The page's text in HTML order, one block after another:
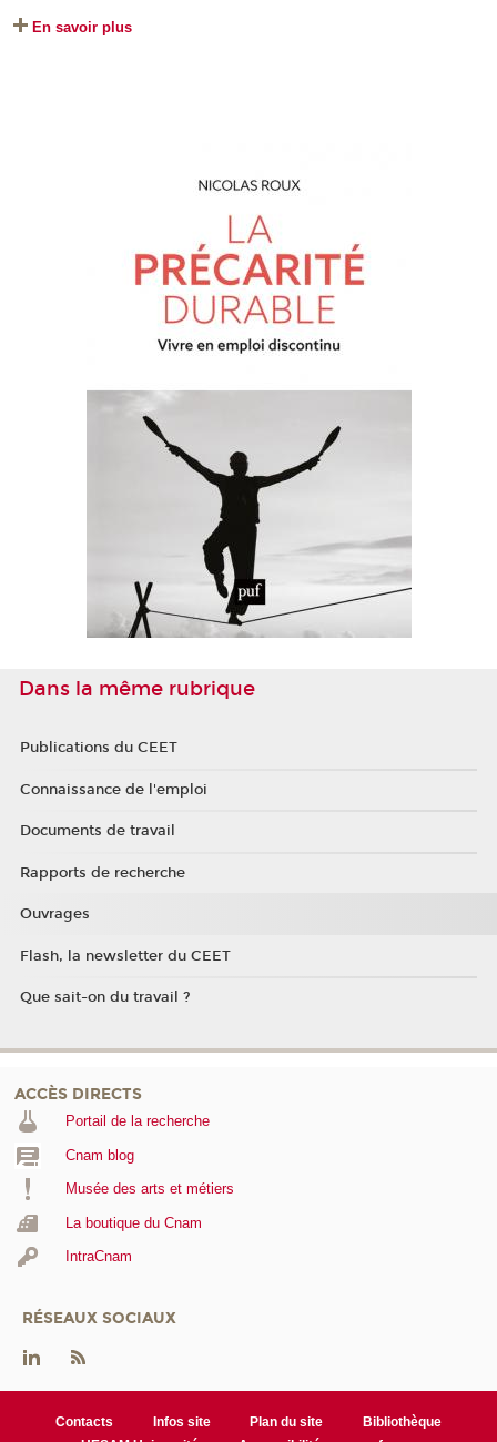
En savoir plus
Dans la même rubrique
Publications du CEET
Connaissance de l'emploi
Documents de travail
Rapports de recherche
Ouvrages
Flash, la newsletter du CEET
Que sait-on du travail ?
ACCÈS DIRECTS
Portail de la recherche
Cnam blog
Musée des arts et métiers
La boutique du Cnam
IntraCnam
RÉSEAUX SOCIAUX
Contacts Infos site Plan du site
Bibliothèque